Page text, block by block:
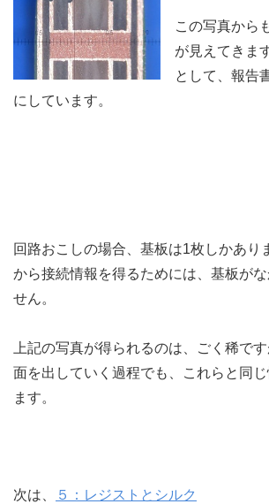
この写真から
が見えてきま
として、報告
にしています。
回路おこしの場合、基板は1枚しかあり
から接続情報を得るためには、基板が
せん。
上記の写真が得られるのは、ごく稀で
面を出していく過程でも、これらと同
ます。
次は、 ５：レジストとシルク